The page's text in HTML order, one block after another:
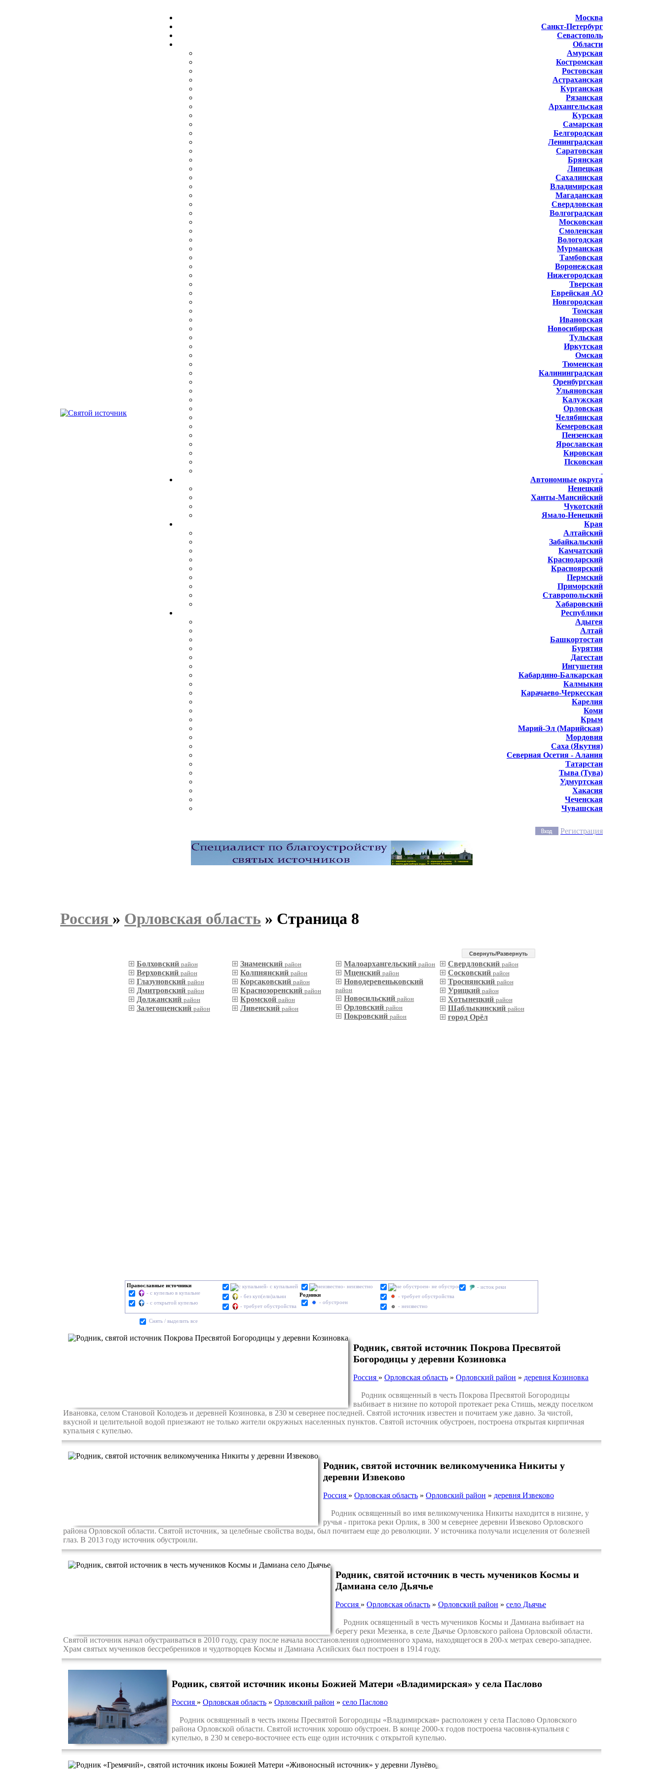
Москва
Санкт-Петербург
Севастополь
Области
Амурская
Костромская
Ростовская
Астраханская
Курганская
Рязанская
Архангельская
Курская
Самарская
Белгородская
Ленинградская
Саратовская
Брянская
Липецкая
Сахалинская
Владимирская
Магаданская
Свердловская
Волгоградская
Московская
Смоленская
Вологодская
Мурманская
Тамбовская
Воронежская
Нижегородская
Тверская
Еврейская АО
Новгородская
Томская
Ивановская
Новосибирская
Тульская
Иркутская
Омская
Тюменская
Калининградская
Оренбургская
Ульяновская
Калужская
Орловская
Челябинская
Кемеровская
Пензенская
Ярославская
Кировская
Псковская
Автономные округа
Ненецкий
Ханты-Мансийский
Чукотский
Ямало-Ненецкий
Края
Алтайский
Забайкальский
Камчатский
Краснодарский
Красноярский
Пермский
Приморский
Ставропольский
Хабаровский
Республики
Адыгея
Алтай
Башкортостан
Бурятия
Дагестан
Ингушетия
Кабардино-Балкарская
Калмыкия
Карачаево-Черкесская
Карелия
Коми
Крым
Марий-Эл (Марийская)
Мордовия
Саха (Якутия)
Северная Осетия - Алания
Татарстан
Тыва (Тува)
Удмуртская
Хакасия
Чеченская
Чувашская
Регистрация
Россия » Орловская область » Страница 8
Cвернуть/Развернуть
Болховский район
Верховский район
Глазуновский район
Дмитровский район
Должанский район
Залегощенский район
Знаменский район
Колпнянский район
Корсаковский район
Краснозоренский район
Кромской район
Ливенский район
Малоархангельскийрайон
Мценскийрайон
Новодеревеньковский
район
Новосильскийрайон
Орловскийрайон
Покровскийрайон
Свердловский район
Сосковский район
Троснянский район
Урицкий район
Хотынецкий район
Шаблыкинский район
город Орёл
Православные источники
- с купелью в купальне
- с открытой купелью
- с купальней
- без куп(ели)альни
- требует обустройства
- неизвестно
Родники
- обустроен
- не обустроен
- требует обустройства
- неизвестно
- исток реки
Cнять / выделить все
Родник, святой источник Покрова Пресвятой
Богородицы у деревни Козиновка
Россия » Орловская область » Орловский район » деревня Козиновка
Родник освященный в честь Покрова Пресвятой Богородицы
выбивает в низине по которой протекает река Стишь, между поселком
Ивановка, селом Становой Колодезь и деревней Козиновка, в 230 м севернее последней. Святой источник известен и почитаем уже давно. За чистой,
вкусной и целительной водой приезжают не только жители окружных населенных пунктов. Святой источник обустроен, построена открытая кирпичная
купальня с купелью.
Родник, святой источник великомученика Никиты у
деревни Извеково
Россия » Орловская область » Орловский район » деревня Извеково
Родник освященный во имя великомученика Никиты находится в низине, у
ручья - притока реки Орлик, в 300 м севернее деревни Извеково Орловского
района Орловской области. Святой источник, за целебные свойства воды, был почитаем еще до революции. У источника получали исцеления от болезней
глаз. В 2013 году источник обустроили.
Родник, святой источник в честь мучеников Космы и
Дамиана село Дьячье
Россия » Орловская область » Орловский район » село Дьячье
Родник освященный в честь мучеников Космы и Дамиана выбивает на
берегу реки Мезенка, в селе Дьячье Орловского района Орловской области.
Святой источник начал обустраиваться в 2010 году, сразу после начала восстановления одноименного храма, находящегося в 200-х метрах северо-западнее.
Храм святых мучеников бессребреников и чудотворцев Космы и Дамиана Асийских был построен в 1914 году.
Родник, святой источник иконы Божией Матери «Владимирская» у села Паслово
Россия » Орловская область » Орловский район » село Паслово
Родник освященный в честь иконы Пресвятой Богородицы «Владимирская» расположен у села Паслово Орловского
района Орловской области. Святой источник хорошо обустроен. В конце 2000-х годов построена часовня-купальня с
купелью, в 230 м северо-восточнее есть еще один источник с открытой купелью.